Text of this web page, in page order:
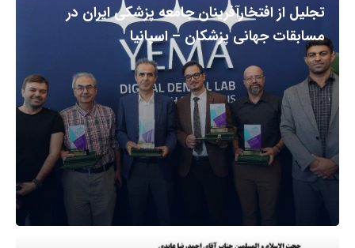
تجلیل از افتخارآفرینان جامعه پزشکی ایران در
مسابقات جهانی پزشکان – اسپانیا